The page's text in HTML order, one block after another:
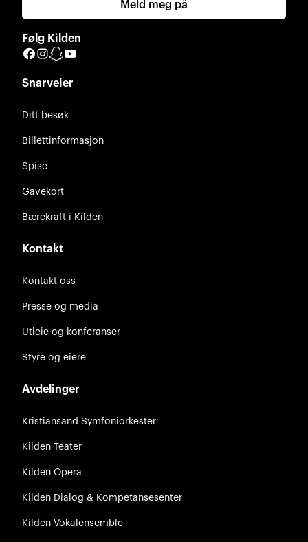
Meld meg på
Følg Kilden
Facebook
Instagram
Snapchat
Snarveier
Ditt besøk
Billettinformasjon
Spise
Gavekort
Bærekraft i Kilden
Kontakt
Kontakt oss
Presse og media
Utleie og konferanser
Styre og eiere
Avdelinger
Kristiansand Symfoniorkester
Kilden Teater
Kilden Opera
Kilden Dialog & Kompetansesenter
Kilden Vokalensemble